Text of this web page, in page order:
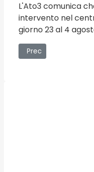
L'Ato3 comunica
intervento nel
giorno 23 al 4
Articolo
Prec